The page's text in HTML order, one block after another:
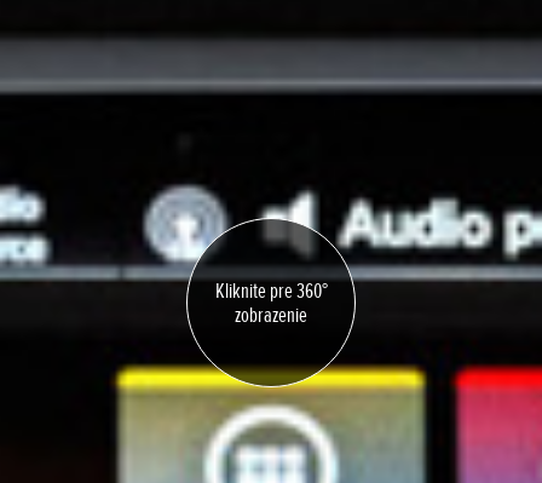
Kliknite pre 360°
zobrazenie